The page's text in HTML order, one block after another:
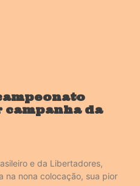
da
e da Libertadores,
na nona colocação, sua pior